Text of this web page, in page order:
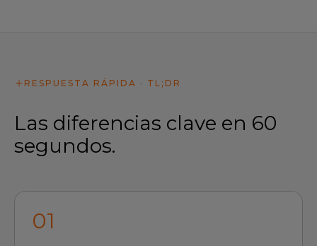
RESPUESTA RÁPIDA · TL;DR
Las diferencias clave en 60
segundos.
01